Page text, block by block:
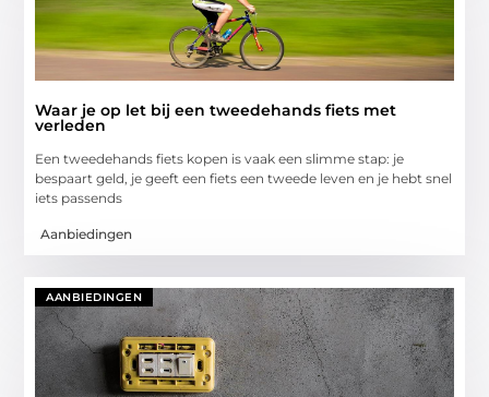
Waar je op let bij een tweedehands fiets met
verleden
Een tweedehands fiets kopen is vaak een slimme stap: je
bespaart geld, je geeft een fiets een tweede leven en je hebt snel
iets passends
Aanbiedingen
AANBIEDINGEN